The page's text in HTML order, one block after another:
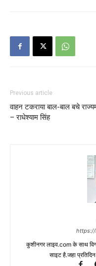
Previous article
वाहन टकराया बाल-बाल बचे
– राधेश्याम सिंह
https://
कुशीनगर लाइव.com के साथ
साइट है.जहा